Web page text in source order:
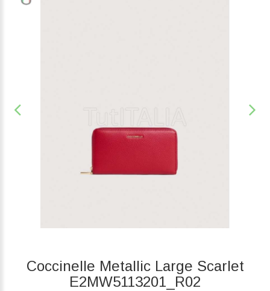
Coccinelle Metallic Large Scarlet
E2MW5113201_R02